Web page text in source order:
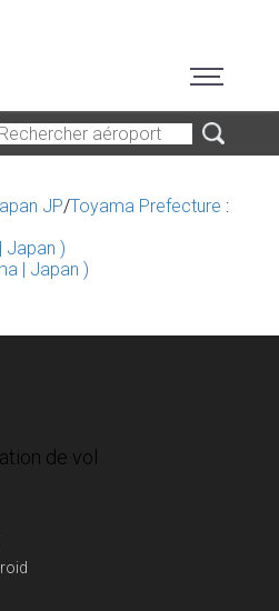
JP/Toyama Prefecture :
Japan )
| Japan )
de vol